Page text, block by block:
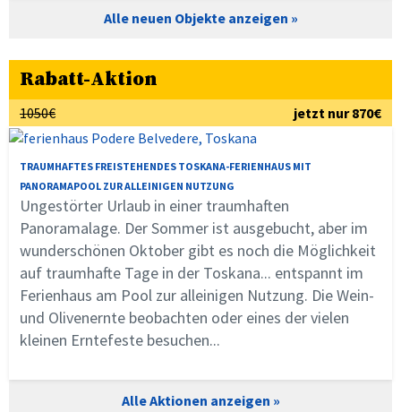
Alle neuen Objekte anzeigen
Rabatt-Aktion
1050€ jetzt nur 870€
TRAUMHAFTES FREISTEHENDES TOSKANA-FERIENHAUS MIT
PANORAMAPOOL ZUR ALLEINIGEN NUTZUNG
Ungestörter Urlaub in einer traumhaften
Panoramalage. Der Sommer ist ausgebucht, aber im
wunderschönen Oktober gibt es noch die Möglichkeit
auf traumhafte Tage in der Toskana... entspannt im
Ferienhaus am Pool zur alleinigen Nutzung. Die Wein-
und Olivenernte beobachten oder eines der vielen
kleinen Erntefeste besuchen...
Alle Aktionen anzeigen